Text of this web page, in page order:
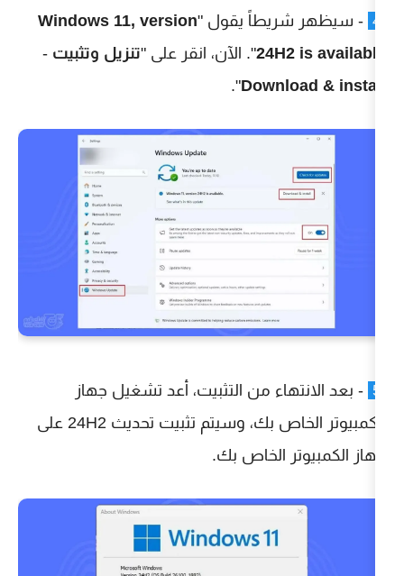
يقول "Windows 11, version
". الآن، انقر على "تنزيل وتثبيت-
".
من التثبيت، أعد تشغيل جهاز
الكمبيوتر الخاص بك، وسيتم تثبيت تحديث 24H2 على
الخاص بك.